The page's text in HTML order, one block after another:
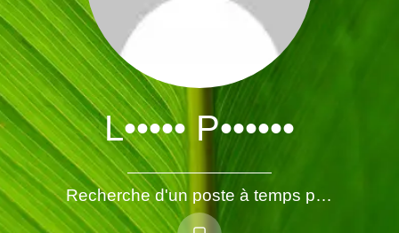
L••••• P••••••
Recherche d'un poste à temps partiel à Nantes